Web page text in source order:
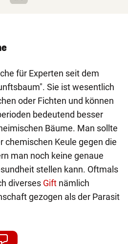
für Experten seit dem
Sie ist wesentlich
oder Fichten und können
bedeutend besser
Bäume. Man sollte
chemischen Keule gegen die
man noch keine genaue
stellen kann. Oftmals
diverses Gift nämlich
gezogen als der Parasit